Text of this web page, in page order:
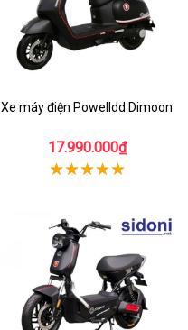
Xe máy điện Powelldd Dimoon
17.990.000₫